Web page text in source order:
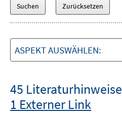
ASPEKT AUSWÄHLEN:
45 Literaturhinweise
1 Externer Link